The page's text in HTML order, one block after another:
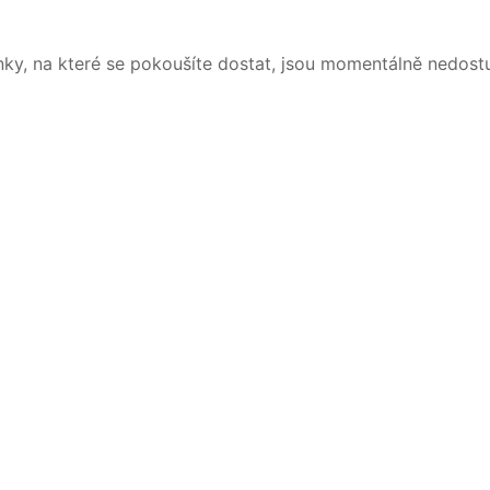
na které se pokoušíte dostat, jsou momentálně